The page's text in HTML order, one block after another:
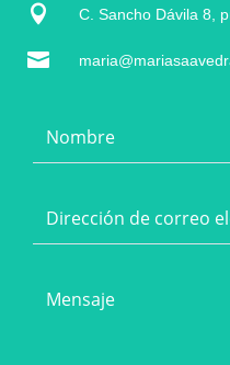
 C. Sancho Dávila 8,
